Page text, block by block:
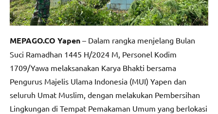
MEPAGO.CO Yapen – Dalam rangka menjelang Bulan
Suci Ramadhan 1445 H/2024 M, Personel Kodim
1709/Yawa melaksanakan Karya Bhakti bersama
Pengurus Majelis Ulama Indonesia (MUI) Yapen dan
seluruh Umat Muslim, dengan melakukan Pembersihan
Lingkungan di Tempat Pemakaman Umum yang berlokasi